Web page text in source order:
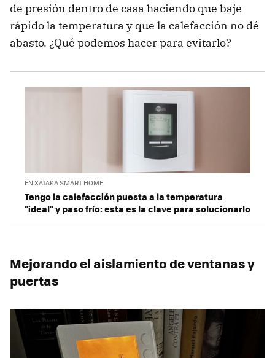
de presión dentro de casa haciendo que baje
rápido la temperatura y que la calefacción no dé
abasto. ¿Qué podemos hacer para evitarlo?
EN XATAKA SMART HOME
Tengo la calefacción puesta a la temperatura
"ideal" y paso frío: esta es la clave para solucionarlo
Mejorando el aislamiento de ventanas y
puertas